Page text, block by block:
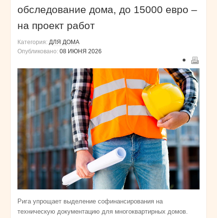
обследование дома, до 15000 евро –
на проект работ
Категория: ДЛЯ ДОМА
Опубликовано: 08 ИЮНЯ 2026
Рига упрощает выделение софинансирования на
техническую документацию для многоквартирных домов.